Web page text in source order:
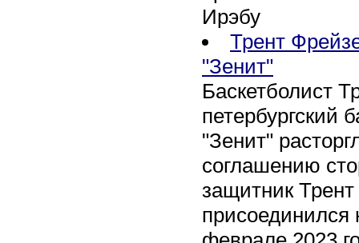
Ирэбу
Трент
"Зенит"
Баскетболист
петербургский
"Зенит"
соглашению
защитник
присоединился